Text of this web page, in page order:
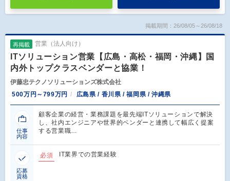
掲載期間：26/08/05～26/08/18
再掲載 営業（法人向け）
ITソリューション営業【広島・高松・福岡・沖縄】国
内外トップクラスベンダーと協業！
伊藤忠テクノソリューションズ株式会社
500万円～799万円
広島県 / 香川県 / 福岡県 / 沖縄県
仕事
内容
顧客企業の経営・業務課題を最先端ITソリューションで解決
し、社内エンジニアや世界的ベンダーと連携して幅広く提案
する営業職…
応募
資格
必須 IT業界での営業経験